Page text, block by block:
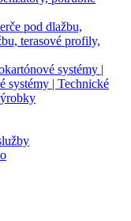
pod dlažbu,
terasové profily,
systémy |
systémy | Technické